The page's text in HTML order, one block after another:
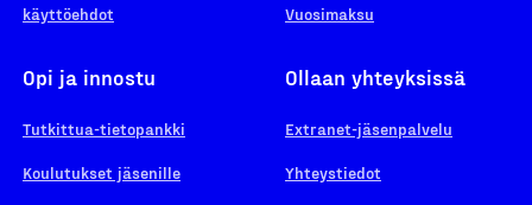
käyttöehdot
Vuosimaksu
Opi ja innostu
Tutkittua-tietopankki
Koulutukset jäsenille
Ollaan yhteyksissä
Extranet-jäsenpalvelu
Yhteystiedot